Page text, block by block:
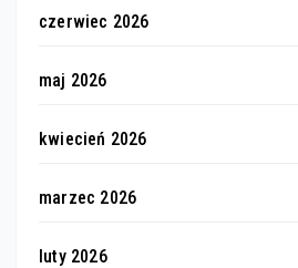
czerwiec 2026
maj 2026
kwiecień 2026
marzec 2026
luty 2026